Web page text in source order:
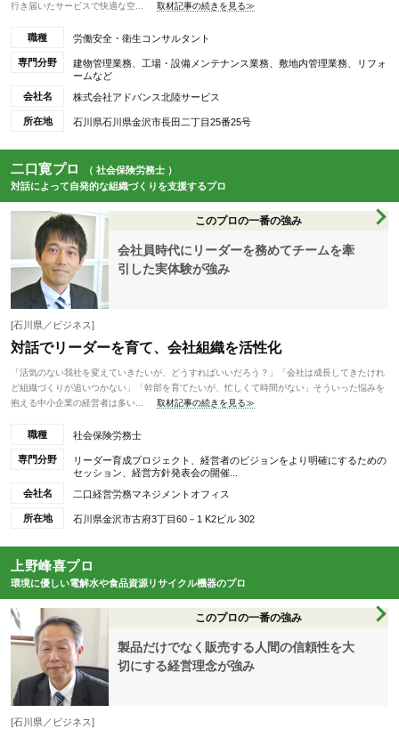
行き届いたサービスで快適な空...
取材記事の続きを見る≫
職種 労働安全・衛生コンサルタント
専門分野
建物管理業務、工場・設備メンテナンス業務、敷地内管理業務、リフォ
ームなど
会社名
株式会社アドバンス北陸サービス
所在地 石川県石川県金沢市長田二丁目25番25号
二口寛プロ
（ 社会保険労務士 ）
対話によって自発的な組織づくりを支援するプロ
このプロの一番の強み
会社員時代にリーダーを務めてチームを牽
引した実体験が強み
[石川県／ビジネス]
対話でリーダーを育て、会社組織を活性化
「活気のない我社を変えていきたいが、どうすればいいだろう？」「会社は成長してきたけれ
ど組織づくりが追いつかない」「幹部を育てたいが、忙しくて時間がない」そういった悩みを
抱える中小企業の経営者は多い...
取材記事の続きを見る≫
職種 社会保険労務士
専門分野
リーダー育成プロジェクト、経営者のビジョンをより明確にするための
セッション、経営方針発表会の開催...
会社名
二口経営労務マネジメントオフィス
所在地 石川県金沢市古府3丁目60－1 K2ビル 302
上野峰喜プロ
環境に優しい電解水や食品資源リサイクル機器のプロ
このプロの一番の強み
製品だけでなく販売する人間の信頼性を大
切にする経営理念が強み
[石川県／ビジネス]